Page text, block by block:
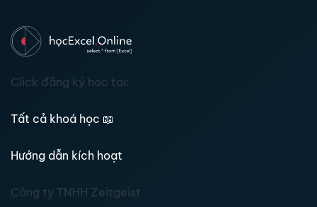
Click đăng ký học tại:
Tất cả khoá học 📖
Hướng dẫn kích hoạt
Công ty TNHH Zeitgeist